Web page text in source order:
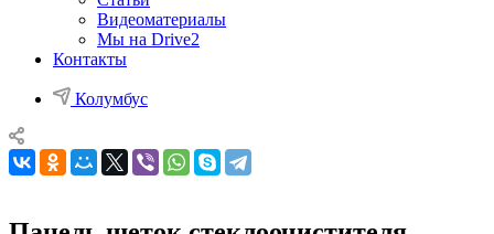
Видеоматериалы
Мы на Drive2
Контакты
Колумбус